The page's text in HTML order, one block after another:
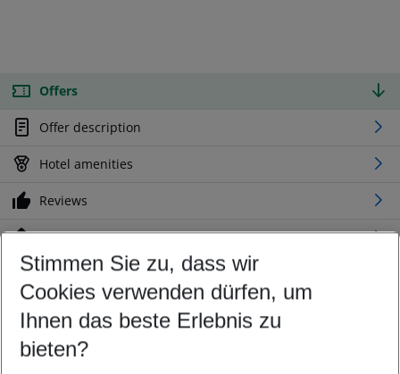
Offers
Offer description
Hotel amenities
Reviews
Location
Customize your offer
Find the perfect deal which suits your best
Your departure airport
Any airport
Stimmen Sie zu, dass wir
Cookies verwenden dürfen, um
Ihnen das beste Erlebnis zu
bieten?